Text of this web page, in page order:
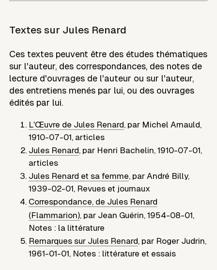
Textes sur Jules Renard
Ces textes peuvent être des études thématiques
sur l'auteur, des correspondances, des notes de
lecture d'ouvrages de l'auteur ou sur l'auteur,
des entretiens menés par lui, ou des ouvrages
édités par lui.
L'Œuvre de Jules Renard, par Michel Arnauld,
1910-07-01, articles
Jules Renard, par Henri Bachelin, 1910-07-01,
articles
Jules Renard et sa femme, par André Billy,
1939-02-01, Revues et journaux
Correspondance, de Jules Renard
(Flammarion), par Jean Guérin, 1954-08-01,
Notes : la littérature
Remarques sur Jules Renard, par Roger Judrin,
1961-01-01, Notes : littérature et essais